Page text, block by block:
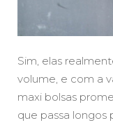
Sim, elas
volume, e com a
maxi bolsas
que passa longos